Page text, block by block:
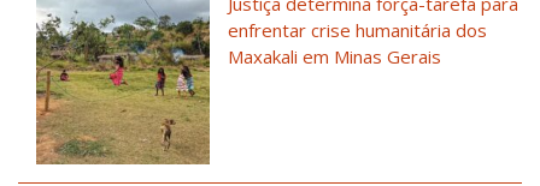
enfrentar crise humanitária dos
Maxakali em Minas Gerais